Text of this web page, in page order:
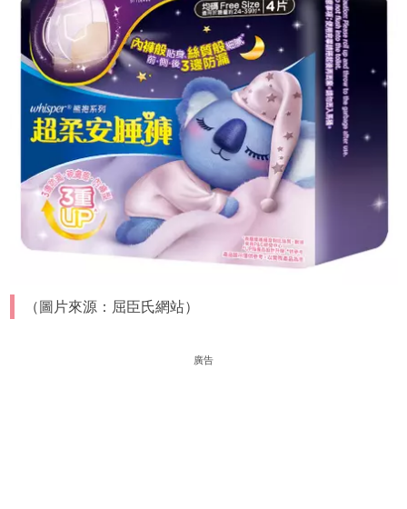
（圖片來源：屈臣氏網站）
廣告